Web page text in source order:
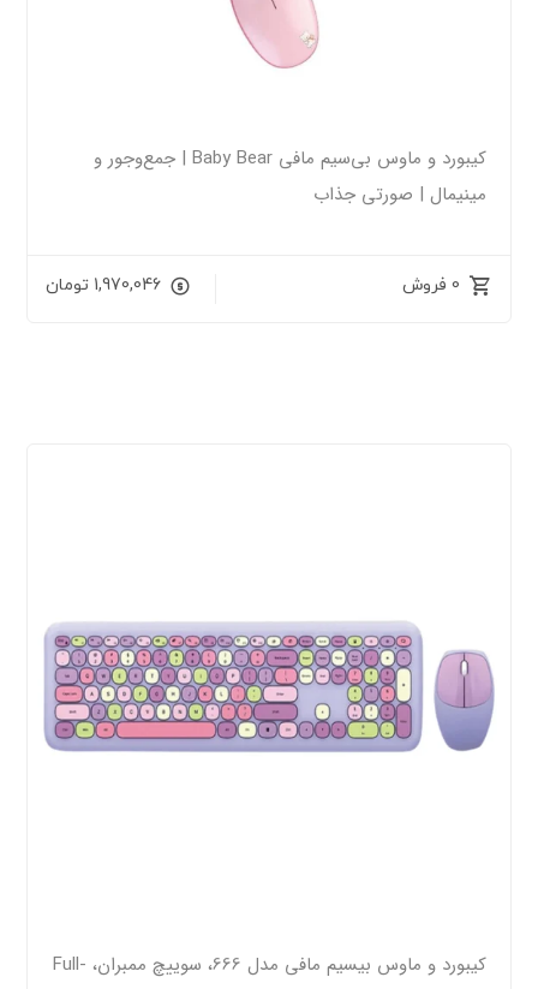
کیبورد و ماوس بی‌سیم مافی Baby Bear | جمع‌وجور و
مینیمال | صورتی جذاب
0 فروش 1,970,046 تومان
کیبورد و ماوس بیسیم مافی مدل 666، سوییچ ممبران، Full-